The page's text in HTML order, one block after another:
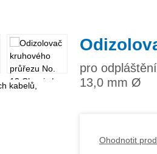
pro
13,0 mm Ø
Ohodnotit